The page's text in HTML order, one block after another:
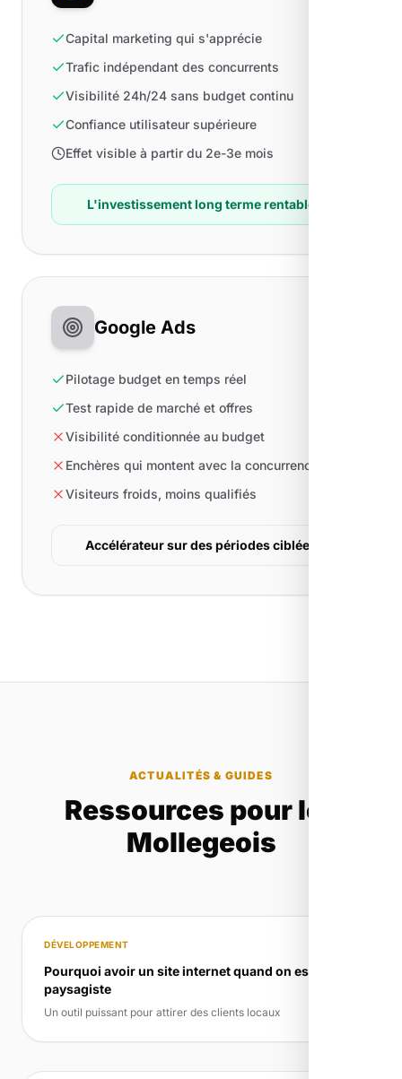
Capital marketing qui s'apprécie
Trafic indépendant des concurrents
Visibilité 24h/24 sans budget continu
Confiance utilisateur supérieure
Effet visible à partir du 2e-3e mois
L'investissement long terme rentable
Google Ads
Pilotage budget en temps réel
Test rapide de marché et offres
Visibilité conditionnée au budget
Enchères qui montent avec la concurrence
Visiteurs froids, moins qualifiés
Accélérateur sur des périodes ciblées
ACTUALITÉS & GUIDES
Ressources pour les
Mollegeois
DÉVELOPPEMENT
Pourquoi avoir un site internet quand on est
paysagiste
Un outil puissant pour attirer des clients locaux